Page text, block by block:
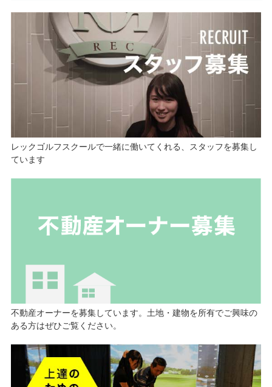
レックゴルフスクールで一緒に働いてくれる、スタッフを募集し
ています
不動産オーナーを募集しています。土地・建物を所有でご興味の
ある方はぜひご覧ください。